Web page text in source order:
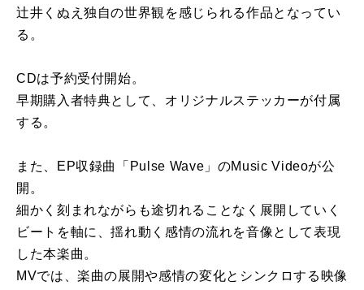
辻井くぬえ独自の世界観を感じられる作品となってい
る。
CDは予約受付開始。
早期購入者特典として、オリジナルステッカーが付属
する。
また、EP収録曲「Pulse Wave」のMusic Videoが公
開。
細かく刻まれながらも途切れることなく展開していく
ビートを軸に、揺れ動く感情の流れを音像として表現
した本楽曲。
MVでは、楽曲の展開や感情の変化とシンクロする映像